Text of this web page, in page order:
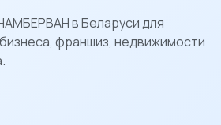
в Беларуси для
франшиз, недвижимости